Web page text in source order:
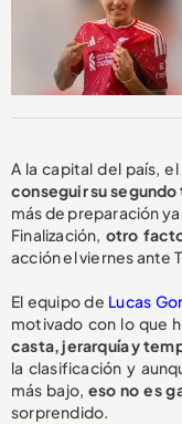
A la capital del país,
conseguir su
más de preparación
Finalización, otro
acción el viernes ante
El equipo de Lucas
motivado con lo que
casta, jerarquía y
la clasificación y
más bajo, eso no es
sorprendido.